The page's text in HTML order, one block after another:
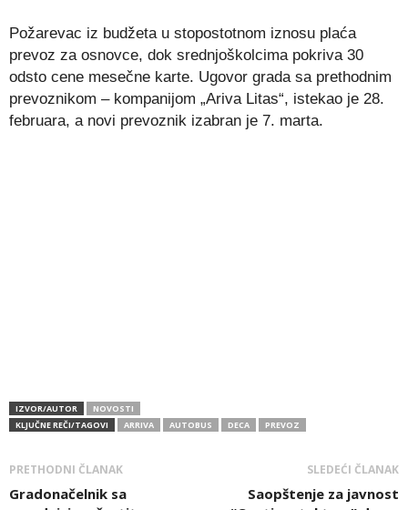
Požarevac iz budžeta u stopostotnom iznosu plaća
prevoz za osnovce, dok srednjoškolcima pokriva 30
odsto cene mesečne karte. Ugovor grada sa prethodnim
prevoznikom – kompanijom „Ariva Litas“, istekao je 28.
februara, a novi prevoznik izabran je 7. marta.
IZVOR/AUTOR
NOVOSTI
KLJUČNE REČI/TAGOVI
ARRIVA AUTOBUS DECA PREVOZ
PRETHODNI ČLANAK
Gradonačelnik sa
SLEDEĆI ČLANAK
Saopštenje za javnost